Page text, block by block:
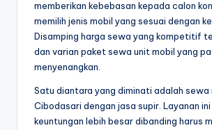
memberikan kebebasan kepada calon
memilih jenis mobil yang sesuai dengan
Disamping harga sewa yang kompetitif
dan varian paket sewa unit mobil yang
menyenangkan.
Satu diantara yang diminati adalah sewa
Cibodasari dengan jasa supir. Layanan
keuntungan lebih besar dibanding harus